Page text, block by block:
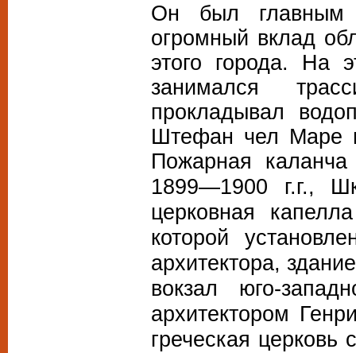
Он был главным
огромный вклад
этого города. На
занимался
прокладывал
Штефан чел Маре
Пожарная
1899—1900 г.г.,
церковная
которой
архитектора,
вокзал юго-
архитектором
греческая церковь